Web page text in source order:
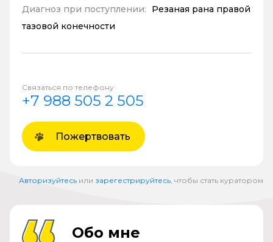
Диагноз при поступлении:
Резаная рана правой
тазовой конечности
Связаться по телефону
+7 988 505 2 505
Пожертвовать
Авторизуйтесь или зарегестрируйтесь , чтобы стать куратором
Обо мне